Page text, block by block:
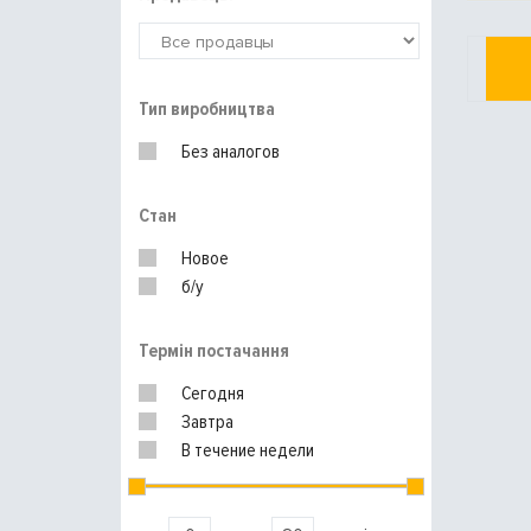
Тип виробництва
Без аналогов
Стан
Новое
б/у
Термін постачання
Сегодня
Завтра
В течение недели